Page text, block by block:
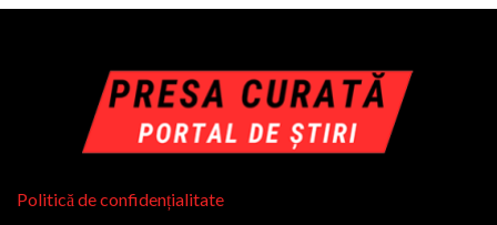
Politică de confidențialitate